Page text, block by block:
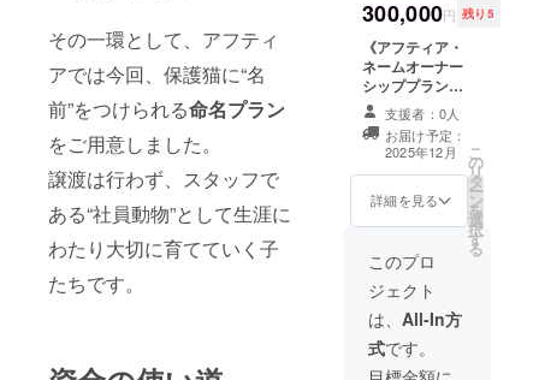
その一環として、アフティ
アでは今回、保護猫に“名
前”をつけられる命名プラン
をご用意しました。
譲渡は行わず、スタッフで
ある“社員動物”として生涯に
わたり大切に育てていく子
たちです。
出ください。
【支援者限定
Instagramへの
ご招待】 保護活
動の裏側や運営
の進捗などを投
稿する、非公開
のInstagramア
カウントにご招
待いたします。 •
投稿内容：支援
進捗／保護状況
／イベント情報
などの先行公開 •
ご参加には、
Instagramのア
カウント名を備
考欄へご記入く
ださい。 後
• ご希望のお名前
は、支援時に備
考欄へご記入く
ださい 【活動支
援ライトプラン
の特典をすべて
含みます】 以下
の特典も含まれ
ます： • ECサイ
ページ」へのお
名前掲載 • 支援
Instagramアカ
ウントへのご招
待 • 感謝のメッ
セージの送付
応）。 【施設で
の面会（予約
制）】 事前予約
により、施設で
名付けた猫に面
会いただけます
（回数制限なし
／日程調整あ
り）。 【命名証
明書・記念品】
・足跡スタンプ
入り命名証明書
（お名前入り）
・記念写真（設
置時・猫の写
真） 【公式会員
カードの送付】
PVC製アフティ
ア公式会員カー
反映させていた
だきます。 書
体の雰囲気やレ
イアウトなど、
ご希望がある場
合は支援時に備
考欄へご記入く
ださい。 【アフ
ティア公式会員
支援の証とし
て、**アフティ
ド（クレジット
カードサイズ）
**をお届けいた
します。 カード
にはご希望のお
名前（または
間有効 ※送付日
はクラウドファ
ンディング終了
後に決定・通知
いたします。 ※
本クーポンは、
ご登録のメール
アドレスに付帯
します。譲渡・
換金はできませ
ん。 ※このリ
ターンは、「サ
ブスクのご利用
を検討されてい
る方」に向けた
“体験チケット”
です。 【アフ
ティア公式会員
カードの送付】
いたニックネー
ム案の中から、
ひとつを施設側
にて選定し命名
いたします。 名
付け案をご応募
いただけます。
譲渡は行わず、
命を託された“う
ちの子”としてス
タッフと共に大
切に育ててまい
をご応募いただ
いた方のうち、
採用された方の
お名前は施設内
プレートに記載
いたします。 選
300,000円 残り5
《アフティア・
ネームオーナー
シッププラン》
【保護猫の命名
オーナー権】 ア
フティアが生涯
大切に育てる保
護猫1匹に、あな
ただけのニック
す。譲渡は行わ
ず、命を託され
た“うちの子”と
してスタッフと
共に暮らしま
す。あなたのお
名前は施設内プ
支援者：0人
お届け予定：
2025年12月
詳細を見る
こ
の
リ
タ
ー
ン
を
選
択
す
る
このプロ
ジェクト
は、 All-In方
式です。